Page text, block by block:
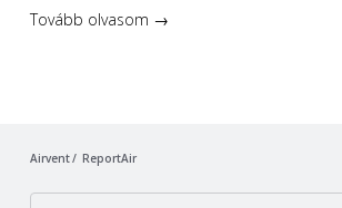
Tovább olvasom →
Airvent ReportAir